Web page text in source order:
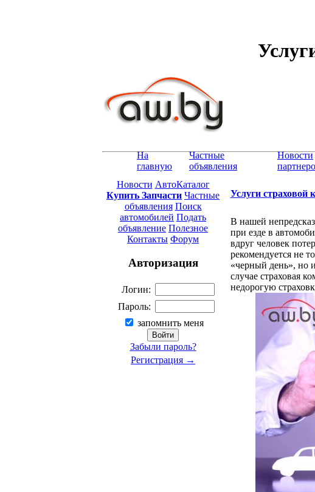
На
главную
Частные
объявления
Новости
Новости АвтоКаталог
Купить Запчасти Частные
объявления Поиск
автомобилей Подать
объявление Полезное
Контакты Форум
Авторизация
Логин:
Пароль:
запомнить меня
Забыли пароль?
Регистрация →
Услуги страховой
В нашей
при езде в
вдруг человек
рекомендуется не
«черный день», но
случае страховая
недорогую